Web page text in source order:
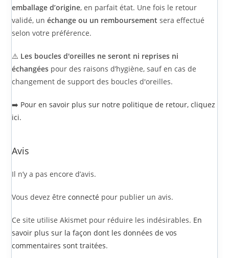
emballage d’origine, en parfait état. Une fois le retour
validé, unéchange ou un remboursement sera effectué
selon votre préférence.
⚠️ Les boucles d'oreilles ne seront ni reprises ni
échangées pour des raisons d’hygiène, sauf en cas de
changement de support des boucles d'oreilles.
➡️ Pour en savoir plus sur notre politique de retour, cliquez
ici.
Avis
Il n’y a pas encore d’avis.
Vous devez êtreconnecté pour publier un avis.
Ce site utilise Akismet pour réduire les indésirables. En
savoir plus sur la façon dont les données de vos
commentaires sont traitées.